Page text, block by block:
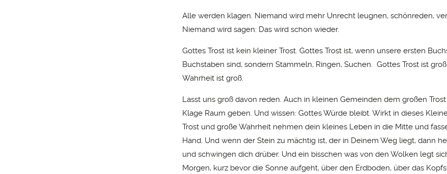
Alle werden klagen. Niemand wird mehr Unrecht leugnen, schönreden,
Niemand wird sagen: Das wird schon wieder.
Gottes Trost ist kein kleiner Trost. Gottes Trost ist, wenn unsere ersten
Buchstaben sind, sondern Stammeln, Ringen, Suchen. Gottes Trost ist
Wahrheit ist groß.
Lasst uns groß davon reden. Auch in kleinen Gemeinden dem großen
Klage Raum geben. Und wissen: Gottes Würde bleibt. Wirkt in dieses
Trost und große Wahrheit nehmen dein kleines Leben in die Mitte und
Hand. Und wenn der Stein zu mächtig ist, der in Deinem Weg liegt, dann
und schwingen dich drüber. Und ein bisschen was von den Wolken legt
Morgen, kurz bevor die Sonne aufgeht, über den Erdboden, über das